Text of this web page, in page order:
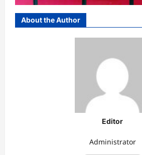
About the Author
Editor
Administrator